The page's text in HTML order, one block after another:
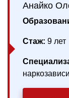
Анайко
Стаж: 9 лет